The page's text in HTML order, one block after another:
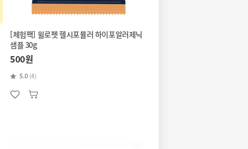
[체험팩] 윌로펫 헬시포뮬러 하이포알러제닉
샘플 30g
500원
5.0 (4)